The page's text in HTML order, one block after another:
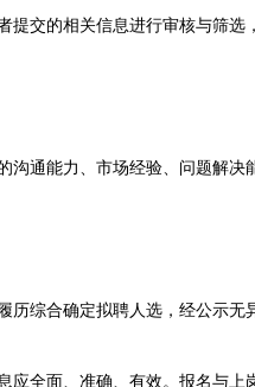
交的相关信息进行审核与筛选
通能力、市场经验、问题解决
综合确定拟聘人选，经公示无
全面、准确、有效。报名与上